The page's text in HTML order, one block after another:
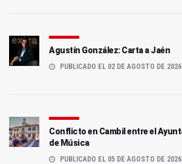
Agustín González: Carta a Jaén
PUBLICADO EL 02 DE AGOSTO DE 2026
Conflicto en Cambil entre el
de Música
PUBLICADO EL 05 DE AGOSTO DE 2026